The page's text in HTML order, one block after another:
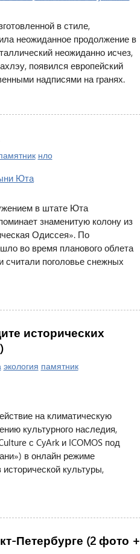
в стиле,
неожиданное продолжение в
неожиданно исчез,
появился европейский
надписями на гранях.
нло
в штате Юта
знаменитую колону из
Одиссея». По
во время планового облета
считали поголовье снежных
исторических
экология памятник
на климатическую
культурного наследия,
с CyArk и ICOMOS под
в онлайн режиме
культуры,
Петербурге (2 фото +